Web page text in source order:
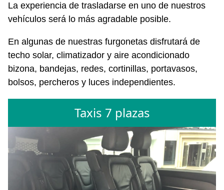
La experiencia de trasladarse en uno de nuestros
vehículos será lo más agradable posible.
En algunas de nuestras furgonetas disfrutará de
techo solar, climatizador y aire acondicionado
bizona, bandejas, redes, cortinillas, portavasos,
bolsos, percheros y luces independientes.
Taxis 7 plazas